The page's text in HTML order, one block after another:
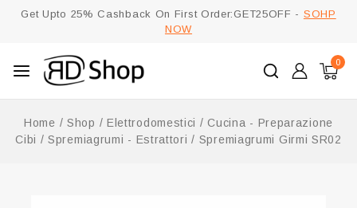
Get Upto 25% Cashback On First Order:GET25OFF - SOHP
NOW
0
Home / Shop / Elettrodomestici / Cucina - Preparazione
Cibi / Spremiagrumi - Estrattori / Spremiagrumi Girmi SR02